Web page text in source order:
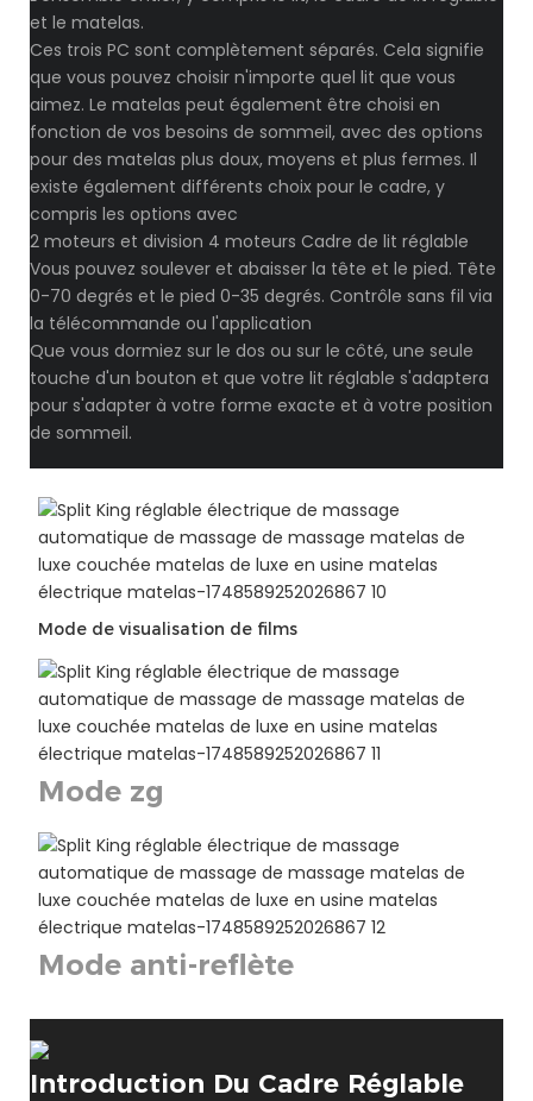
et le matelas.
Ces trois PC sont complètement séparés. Cela signifie
que vous pouvez choisir n'importe quel lit que vous
aimez. Le matelas peut également être choisi en
fonction de vos besoins de sommeil, avec des options
pour des matelas plus doux, moyens et plus fermes. Il
existe également différents choix pour le cadre, y
compris les options avec
2 moteurs et division 4 moteurs Cadre de lit réglable
Vous pouvez soulever et abaisser la tête et le pied. Tête
0-70 degrés et le pied 0-35 degrés. Contrôle sans fil via
la télécommande ou l'application
Que vous dormiez sur le dos ou sur le côté, une seule
touche d'un bouton et que votre lit réglable s'adaptera
pour s'adapter à votre forme exacte et à votre position
de sommeil.
Mode de visualisation de films
Mode zg
Mode anti-reflète
Introduction Du Cadre Réglable